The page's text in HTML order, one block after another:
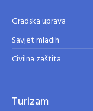
Gradska uprava
Savjet mladih
Civilna zaštita
Turizam